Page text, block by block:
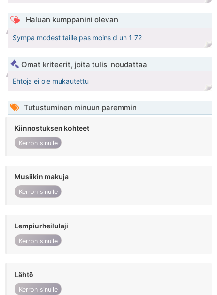
Haluan kumppanini olevan
Sympa modest taille pas moins d un 1 72
Omat kriteerit, joita tulisi noudattaa
Ehtoja ei ole mukautettu
Tutustuminen minuun paremmin
Kiinnostuksen kohteet
Kerron sinulle
Musiikin makuja
Kerron sinulle
Lempiurheilulaji
Kerron sinulle
Lähtö
Kerron sinulle